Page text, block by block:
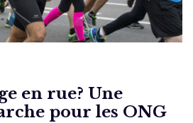
en rue? Une
pour les ONG